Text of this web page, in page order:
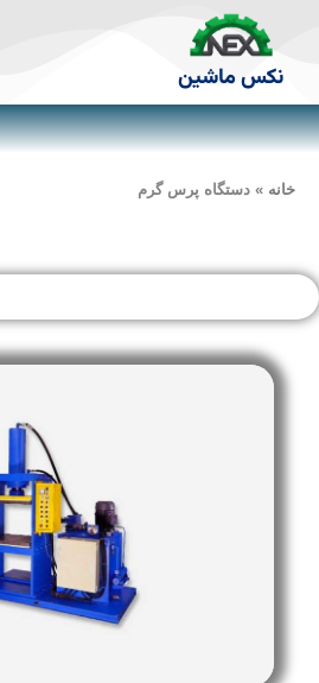
نکس ماشین
خانه » دستگاه پرس گرم